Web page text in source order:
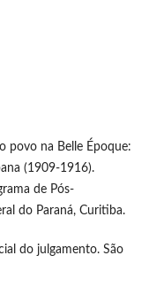
povo na Belle Époque:
(1909-1916).
de Pós-
do Paraná, Curitiba.
do julgamento. São